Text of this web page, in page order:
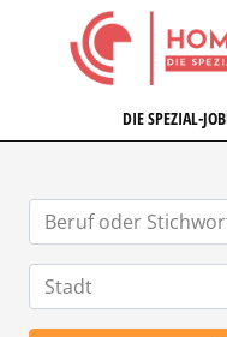
DIE SPEZIAL-